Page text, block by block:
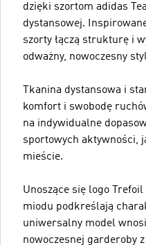
dzięki szortom adidas
dystansowej.
szorty łączą strukturę i
odważny, nowoczesny
Tkanina dystansowa i
komfort i swobodę
na indywidualne
sportowych aktywności,
mieście.
Unoszące się logo
miodu podkreślają
uniwersalny model
nowoczesnej garderoby